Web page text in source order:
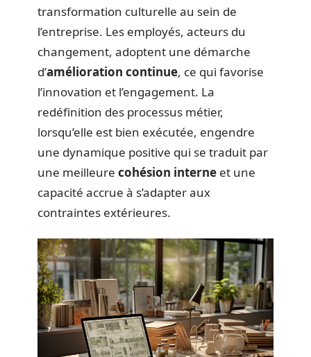
transformation culturelle au sein de
l’entreprise. Les employés, acteurs du
changement, adoptent une démarche
d’amélioration continue, ce qui favorise
l’innovation et l’engagement. La
redéfinition des processus métier,
lorsqu’elle est bien exécutée, engendre
une dynamique positive qui se traduit par
une meilleure cohésion interne et une
capacité accrue à s’adapter aux
contraintes extérieures.